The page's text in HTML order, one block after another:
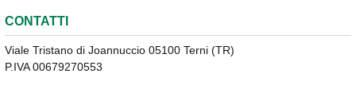
CONTATTI
Viale Tristano di Joannuccio 05100 Terni (TR)
P.IVA 00679270553